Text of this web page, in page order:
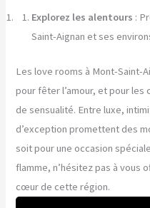
Explorez les alentours :
Saint-Aignan et ses
Les love rooms à Mont-Saint-
pour fêter l’amour, et pour
de sensualité. Entre luxe,
d’exception promettent des
soit pour une occasion
flamme, n’hésitez pas à vous
cœur de cette région.